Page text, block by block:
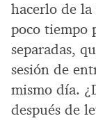
hacerlo de la
poco tiempo
separadas,
sesión de
mismo día.
después de